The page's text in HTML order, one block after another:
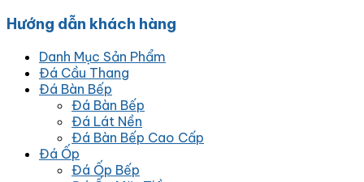
Hướng dẫn khách hàng
Danh Mục Sản Phẩm
Đá Cầu Thang
Đá Bàn Bếp
Đá Bàn Bếp
Đá Lát Nền
Đá Bàn Bếp Cao Cấp
Đá Ốp
Đá Ốp Bếp